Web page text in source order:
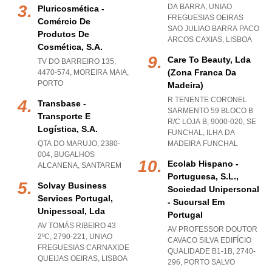
Pluricosmética -
Comércio De
Produtos De
Cosmética, S.a.
TV DO BARREIRO 135,
4470-574, MOREIRA MAIA,
PORTO
Transbase -
Transporte E
Logística, S.a.
QTA DO MARUJO, 2380-
004, BUGALHOS
ALCANENA, SANTAREM
Solvay Business
Services Portugal,
Unipessoal, Lda
AV TOMÁS RIBEIRO 43
2ºC, 2790-221, UNIAO
FREGUESIAS CARNAXIDE
QUEIJAS OEIRAS, LISBOA
DA BARRA, UNIAO
FREGUESIAS OEIRAS
SAO JULIAO BARRA PACO
ARCOS CAXIAS, LISBOA
Care To Beauty, Lda
(zona Franca Da
Madeira)
R TENENTE CORONEL
SARMENTO 59 BLOCO B
R/C LOJA B, 9000-020, SE
FUNCHAL, ILHA DA
MADEIRA FUNCHAL
Ecolab Hispano -
Portuguesa, S.l.,
Sociedad Unipersonal
- Sucursal Em
Portugal
AV PROFESSOR DOUTOR
CAVACO SILVA EDIFÍCIO
QUALIDADE B1-1B, 2740-
296, PORTO SALVO